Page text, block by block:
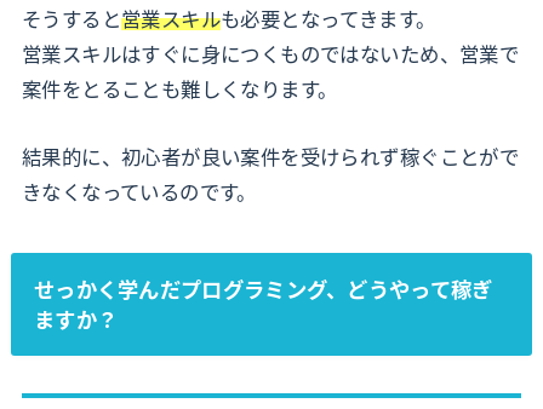
そうすると営業スキルも必要となってきます。
営業スキルはすぐに身につくものではないため、営業で
案件をとることも難しくなります。
結果的に、初心者が良い案件を受けられず稼ぐことがで
きなくなっているのです。
せっかく学んだプログラミング、どうやって稼ぎ
ますか？